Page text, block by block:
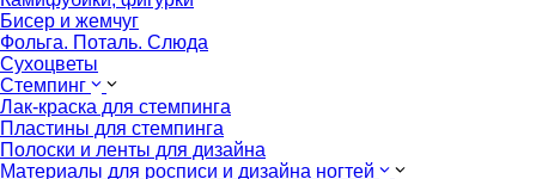
Бисер и жемчуг
Фольга. Поталь. Слюда
Сухоцветы
Стемпинг
Лак-краска для стемпинга
Пластины для стемпинга
Полоски и ленты для дизайна
Материалы для росписи и дизайна ногтей